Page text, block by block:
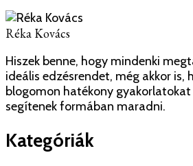
vitamin
szerepével
és
forrásaival!
Réka Kovács
Hiszek benne, hogy mindenki
ideális edzésrendet, még akkor is,
blogomon hatékony
segítenek formában maradni.
Kategóriák